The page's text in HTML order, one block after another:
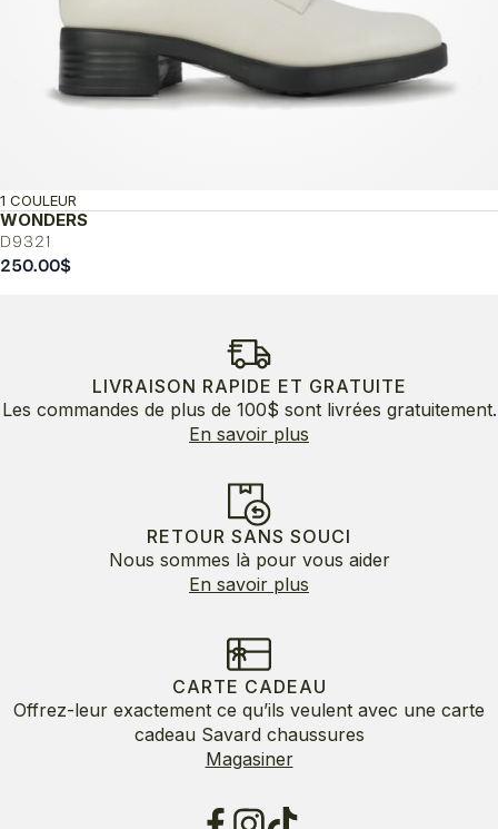
WONDERS
D9321
1 COULEUR
250.00$
LIVRAISON RAPIDE ET GRATUITE
Les commandes de plus de 100$ sont livrées gratuitement.
En savoir plus
RETOUR SANS SOUCI
Nous sommes là pour vous aider
En savoir plus
CARTE CADEAU
Offrez-leur exactement ce qu’ils veulent avec une carte
cadeau Savard chaussures
Magasiner